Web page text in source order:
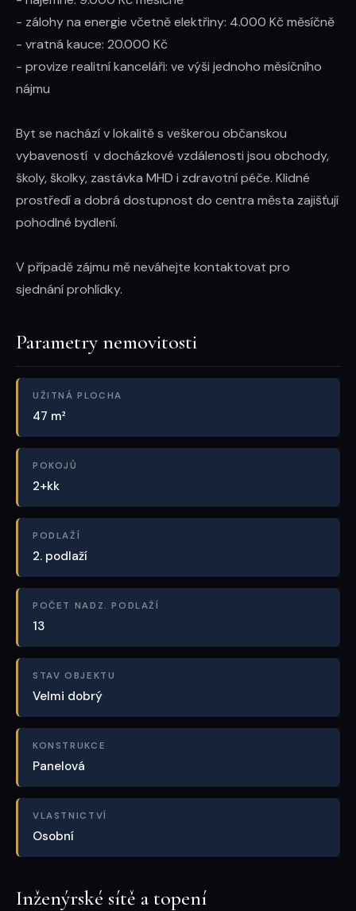
- zálohy na energie včetně elektřiny: 4.000 Kč měsíčně
- vratná kauce: 20.000 Kč
- provize realitní kanceláři: ve výši jednoho měsíčního
nájmu
Byt se nachází v lokalitě s veškerou občanskou
vybaveností  v docházkové vzdálenosti jsou obchody,
školy, školky, zastávka MHD i zdravotní péče. Klidné
prostředí a dobrá dostupnost do centra města zajišťují
pohodlné bydlení.
V případě zájmu mě neváhejte kontaktovat pro
sjednání prohlídky.
Parametry nemovitosti
UŽITNÁ PLOCHA
47 m²
POKOJŮ
2+kk
PODLAŽÍ
2. podlaží
POČET NADZ. PODLAŽÍ
13
STAV OBJEKTU
Velmi dobrý
KONSTRUKCE
Panelová
VLASTNICTVÍ
Osobní
Inženýrské sítě a topení